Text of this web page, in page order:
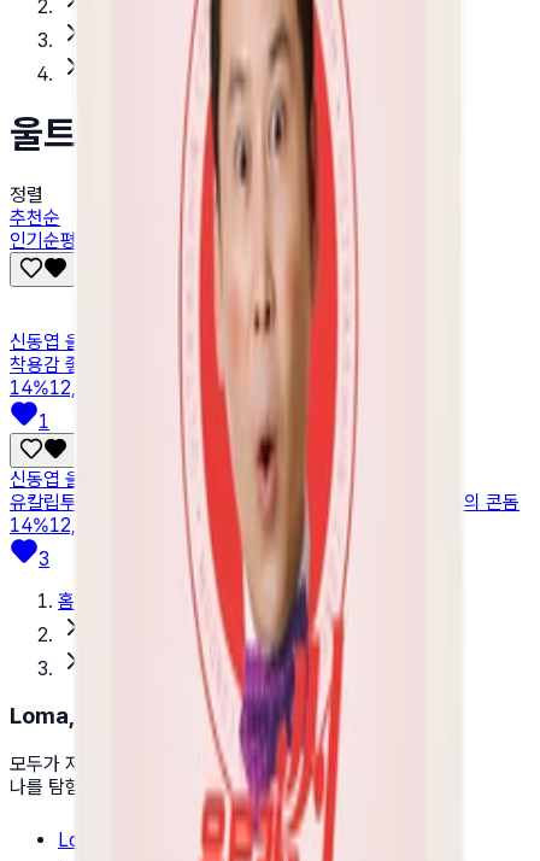
울트라씬
정렬
추천순
인기순평점순
신동엽 울트라씬 초박밀착형 무꼭지콘돔 8p
착용감 좋은 무꼭지 모양의 극초박형 콘돔
14%12,900원
1
신동엽 울트라씬 극초박형 콘돔 8p
유칼립투스 추출물 첨가물이 들어있는 0.03mm대 얇은두께의 콘돔
14%12,900원
3
홈
Loma, Love myself
모두가 자신을 사랑하는 세상을 꿈꿉니다.
나를 탐험하고, 알아가고, 사랑하세요.
Loma 브랜드소개